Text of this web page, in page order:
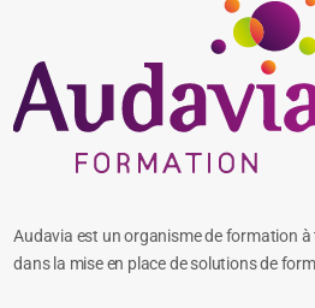
Audavia est un organisme de formation à
dans la mise en place de solutions de